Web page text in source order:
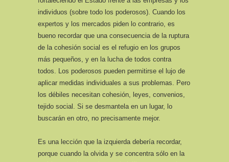
individuos (sobre todo los poderosos). Cuando los
expertos y los mercados piden lo contrario, es
bueno recordar que una consecuencia de la ruptura
de la cohesión social es el refugio en los grupos
más pequeños, y en la lucha de todos contra
todos. Los poderosos pueden permitirse el lujo de
aplicar medidas individuales a sus problemas. Pero
los débiles necesitan cohesión, leyes, convenios,
tejido social. Si se desmantela en un lugar, lo
buscarán en otro, no precisamente mejor.
Es una lección que la izquierda debería recordar,
porque cuando la olvida y se concentra sólo en la